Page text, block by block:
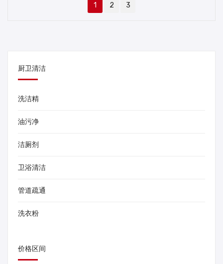
1 2 3
厨卫清洁
洗洁精
油污净
洁厕剂
卫浴清洁
管道疏通
洗衣粉
价格区间